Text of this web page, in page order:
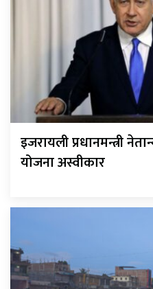
इजरायली प्रधानमन्त्री
योजना अस्वीकार